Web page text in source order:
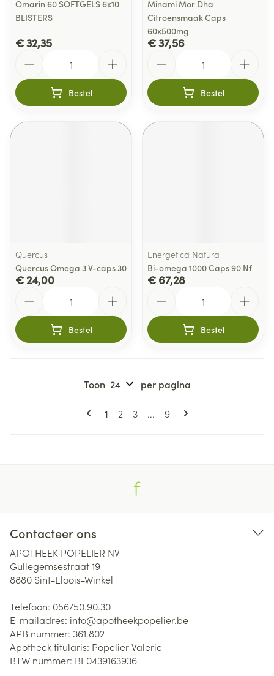
Omarin 60 SOFTGELS 6x10
BLISTERS
€ 32,35
Bestel
Minami Mor Dha
Citroensmaak Caps
60x500mg
€ 37,56
Bestel
Quercus
Quercus Omega 3 V-caps 30
€ 24,00
Bestel
Energetica Natura
Bi-omega 1000 Caps 90 Nf
€ 67,28
Bestel
Pagina's
U lees momenteel pagina
1 Pagina
2 Pagina
3 ... Pagina
9
Toon per pagina
Contacteer ons
APOTHEEK POPELIER NV
Gullegemsestraat 19
8880 Sint-Eloois-Winkel
Telefoon: 056/50.90.30
E-mailadres: info@apotheekpopelier.be
APB nummer: 361.802
Apotheek titularis: Popelier Valerie
BTW nummer: BE0439163936